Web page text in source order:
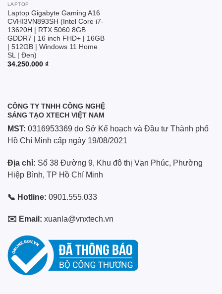
LAPTOP
Laptop Gigabyte Gaming A16
CVHI3VN893SH (Intel Core i7-
13620H | RTX 5060 8GB
GDDR7 | 16 inch FHD+ | 16GB
| 512GB | Windows 11 Home
SL | Đen)
34.250.000 ₫
CÔNG TY TNHH CÔNG NGHỆ
SÁNG TẠO XTECH VIỆT NAM
MST: 0316953369 do Sở Kế hoạch và Đầu tư Thành phố
Hồ Chí Minh cấp ngày 19/08/2021
Địa chỉ: Số 38 Đường 9, Khu đô thị Vạn Phúc, Phường
Hiệp Bình, TP Hồ Chí Minh
📞 Hotline: 0901.555.033
✉️ Email: xuanla@vnxtech.vn